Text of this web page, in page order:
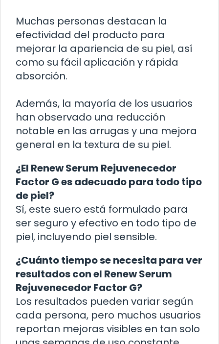
Muchas personas destacan la
efectividad del producto para
mejorar la apariencia de su piel, así
como su fácil aplicación y rápida
absorción.
Además, la mayoría de los usuarios
han observado una reducción
notable en las arrugas y una mejora
general en la textura de su piel.
¿El Renew Serum Rejuvenecedor
Factor G es adecuado para todo tipo
de piel?
Sí, este suero está formulado para
ser seguro y efectivo en todo tipo de
piel, incluyendo piel sensible.
¿Cuánto tiempo se necesita para ver
resultados con el Renew Serum
Rejuvenecedor Factor G?
Los resultados pueden variar según
cada persona, pero muchos usuarios
reportan mejoras visibles en tan solo